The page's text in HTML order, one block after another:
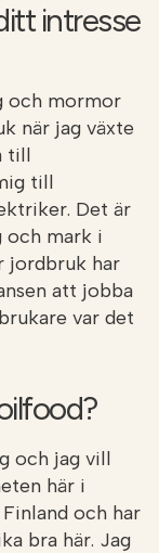
intresse
och mormor
när jag växte
till
till
Det är
och mark i
jordbruk har
att jobba
var det
och jag vill
här i
och har
bra här. Jag